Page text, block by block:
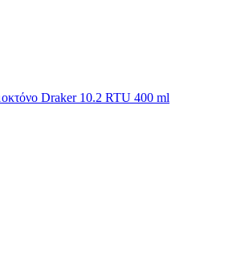
Draker 10.2 RTU 400 ml